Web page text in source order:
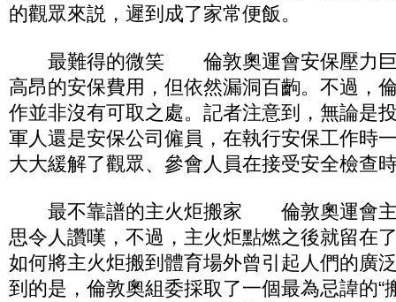
的觀眾來説，遲到成了家常便飯。
最難得的微笑 倫敦奧運會安保壓力巨
高昂的安保費用，但依然漏洞百齣。不過，
作並非沒有可取之處。記者注意到，無論是
軍人還是安保公司僱員，在執行安保工作時
大大緩解了觀眾、參會人員在接受安全檢查
最不靠譜的主火炬搬家 倫敦奧運會主
思令人讚嘆，不過，主火炬點燃之後就留在
如何將主火炬搬到體育場外曾引起人們的廣
到的是，倫敦奧組委採取了一個最為忌諱的“